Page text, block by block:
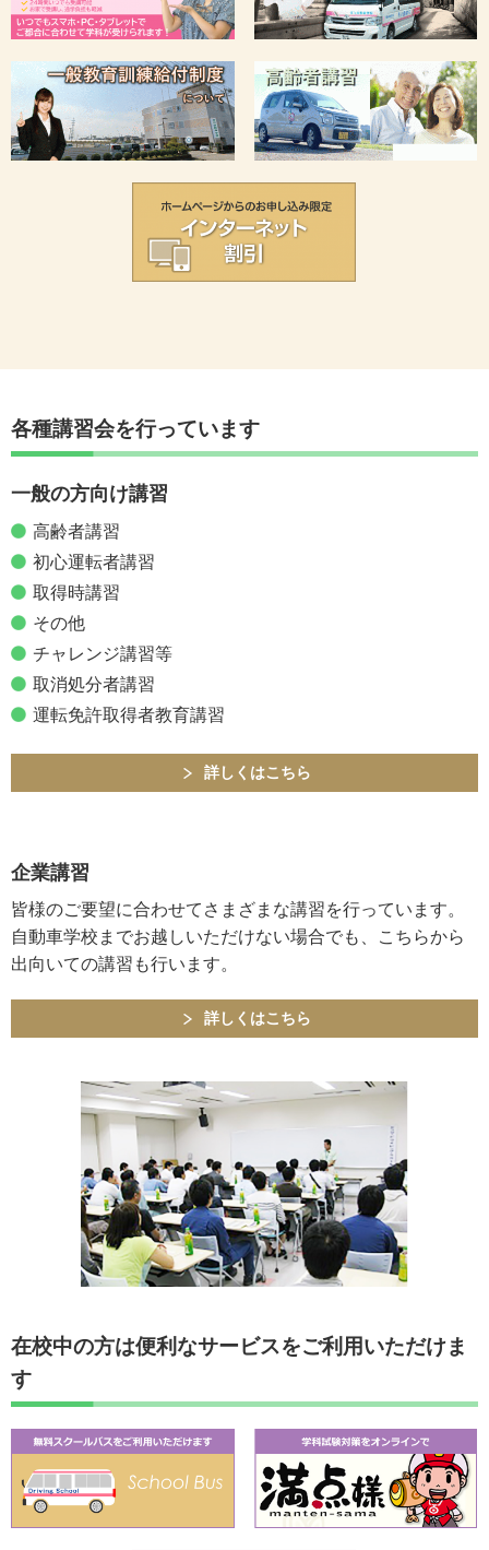
各種講習会を行っています
一般の方向け講習
高齢者講習
初心運転者講習
取得時講習
その他
チャレンジ講習等
取消処分者講習
運転免許取得者教育講習
詳しくはこちら
企業講習
皆様のご要望に合わせてさまざまな講習を行っています。
自動車学校までお越しいただけない場合でも、こちらから
出向いての講習も行います。
詳しくはこちら
在校中の方は便利なサービスをご利用いただけま
す